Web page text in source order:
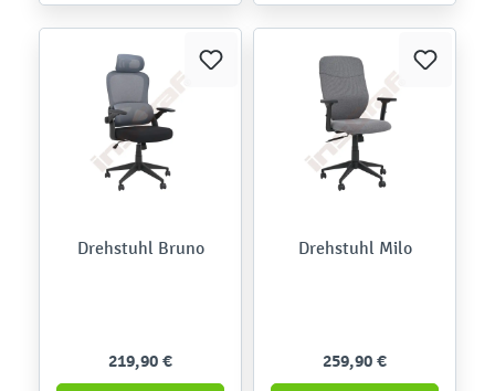
Drehstuhl Bruno
219,90 €
Drehstuhl Milo
259,90 €